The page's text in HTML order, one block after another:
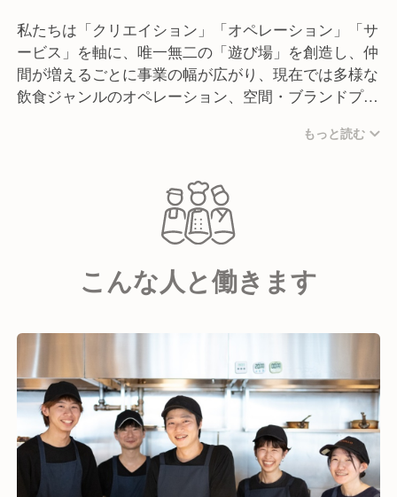
私たちは「クリエイション」「オペレーション」「サ
ービス」を軸に、唯一無二の「遊び場」を創造し、仲
間が増えるごとに事業の幅が広がり、現在では多様な
飲食ジャンルのオペレーション、空間・ブランドプロ
「おいしいTRANSIT」をキーワードに食のサービス
・オールデイダイニング「bills」
・カウンターフレンチ「CIRPAS」
・コーヒーロースター「Little Darling Coffee
Roasters」
ただ、食のサービスを提供する会社ではなく、これま
でなかった新たな文化を根付かせます。
例えば【朝食を外食で楽しむ】欧米の文化を根付かせ
たいと、世界一の朝食と称されるオーストラリア発の
「bills」を日本にOPEN。billsが注目される事で、他
社が類似業態を次々と出店し広がる事で、一過性のト
もっと読む
こんな人と働きます